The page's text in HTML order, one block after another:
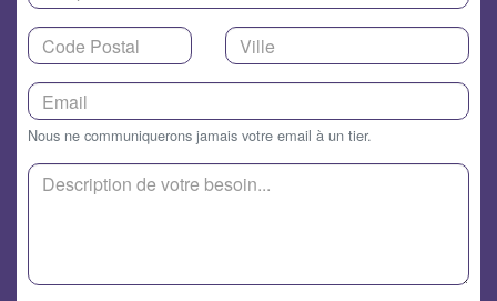
Nous ne communiquerons jamais votre email à un tier.